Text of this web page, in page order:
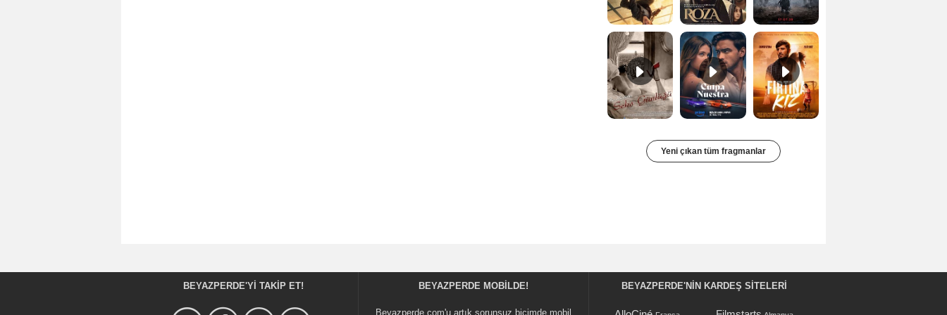
Bir Kadının Seks Günlüğü Orijinal Fragman Culpa nuestra Teaser Fırtına Kız Fragman
Yeni çıkan tüm fragmanlar
BEYAZPERDE'YI TAKIP ET! BEYAZPERDE MOBILDE!
Beyazperde.com'u artık sorunsuz biçimde mobil
BEYAZPERDE'NIN KARDEŞ SİTELERİ